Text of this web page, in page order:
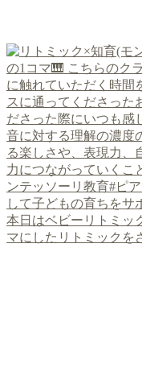
本日はベビーリトミッ
マにしたリトミックを